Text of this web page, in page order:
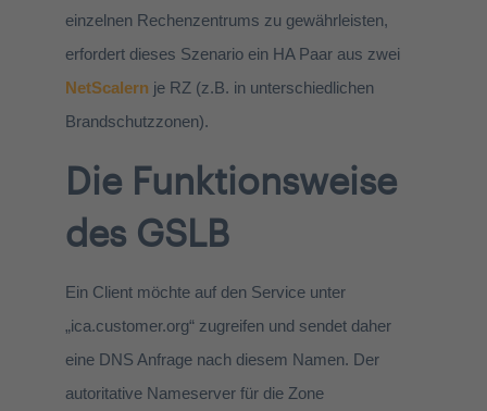
einzelnen Rechenzentrums zu gewährleisten,
erfordert dieses Szenario ein HA Paar aus zwei
NetScalern je RZ (z.B. in unterschiedlichen
Brandschutzzonen).
Die Funktionsweise
des GSLB
Ein Client möchte auf den Service unter
„ica.customer.org“ zugreifen und sendet daher
eine DNS Anfrage nach diesem Namen. Der
autoritative Nameserver für die Zone